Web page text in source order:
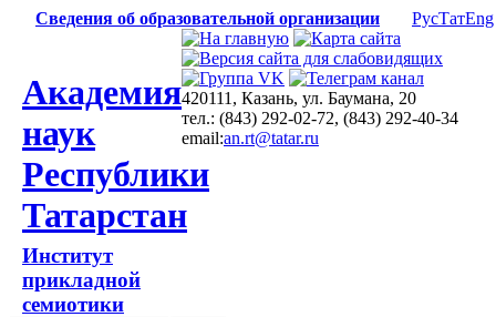
Сведения об образовательной организации РусТатEng
Академия
наук
Республики
Татарстан
Институт
прикладной
семиотики
420111, Казань, ул. Баумана, 20
тел.: (843) 292-02-72, (843) 292-40-34
email:an.rt@tatar.ru